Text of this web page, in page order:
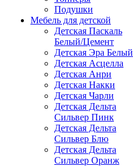
Подушки
Мебель для детской
Детская Паскаль
Белый/Цемент
Детская Эра Белый
Детская Асцелла
Детская Анри
Детская Накки
Детская Чарли
Детская Дельта
Сильвер Пинк
Детская Дельта
Сильвер Блю
Детская Дельта
Сильвер Оранж